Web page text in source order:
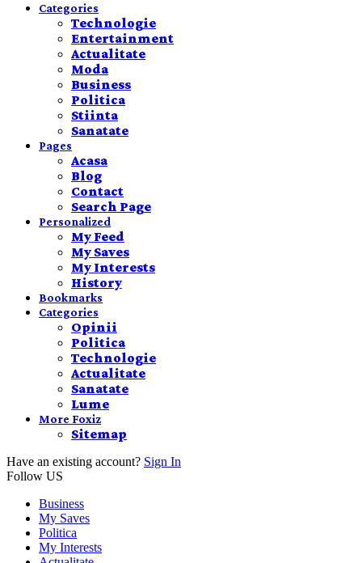
Categories
Technologie
Entertainment
Actualitate
Moda
Business
Politica
Stiinta
Sanatate
Pages
Acasa
Blog
Contact
Search Page
Personalized
My Feed
My Saves
My Interests
History
Bookmarks
Categories
Opinii
Politica
Technologie
Actualitate
Sanatate
Lume
More Foxiz
Sitemap
Have an existing account? Sign In
Follow US
Business
My Saves
Politica
My Interests